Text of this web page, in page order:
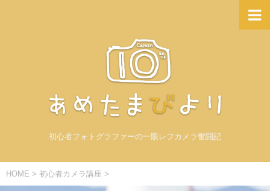
初心者フォトグラファーの一眼レフカメラ奮闘記
HOME > 初心者カメラ講座 >